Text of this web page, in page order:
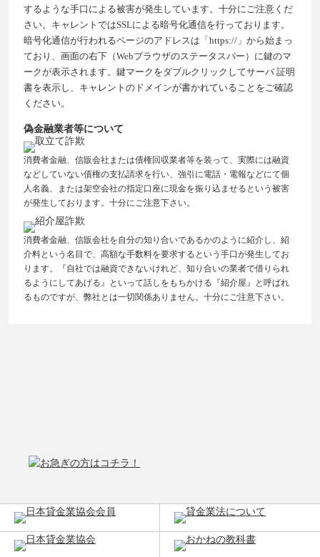
するような手口による被害が発生しています。十分にご注意くだ
さい。キャレントではSSLによる暗号化通信を行っております。
暗号化通信が行われるページのアドレスは「https://」から始まっ
ており、画面の右下（Webブラウザのステータスバー）に鍵のマ
ークが表示されます。鍵マークをダブルクリックしてサーバ 証明
書を表示し、キャレントのドメインが書かれていることをご確認
ください。
偽金融業者等について
消費者金融、信販会社または債権回収業者等を装って、実際には融資
などしていない債権の支払請求を行い、強引に電話・電報などにて個
人名義、または架空会社の指定口座に現金を振り込ませるという被害
が発生しております。十分にご注意下さい。
消費者金融、信販会社を自分の知り合いであるかのように紹介し、紹
介料という名目で、高額な手数料を要求するという手口が発生してお
ります。『自社では融資できないけれど、知り合いの業者で借りられ
るようにしてあげる』といって話しをもちかける『紹介屋』と呼ばれ
るものですが、弊社とは一切関係ありません。十分にご注意下さい。